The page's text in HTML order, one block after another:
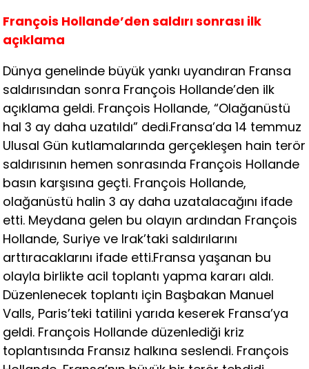
François Hollande’den saldırı sonrası ilk
açıklama
Dünya genelinde büyük yankı uyandıran Fransa
saldırısından sonra François Hollande’den ilk
açıklama geldi. François Hollande, “Olağanüstü
hal 3 ay daha uzatıldı” dedi.Fransa’da 14 temmuz
Ulusal Gün kutlamalarında gerçekleşen hain terör
saldırısının hemen sonrasında François Hollande
basın karşısına geçti. François Hollande,
olağanüstü halin 3 ay daha uzatalacağını ifade
etti. Meydana gelen bu olayın ardından François
Hollande, Suriye ve Irak’taki saldırılarını
arttıracaklarını ifade etti.Fransa yaşanan bu
olayla birlikte acil toplantı yapma kararı aldı.
Düzenlenecek toplantı için Başbakan Manuel
Valls, Paris’teki tatilini yarıda keserek Fransa’ya
geldi. François Hollande düzenlediği kriz
toplantısında Fransız halkına seslendi. François